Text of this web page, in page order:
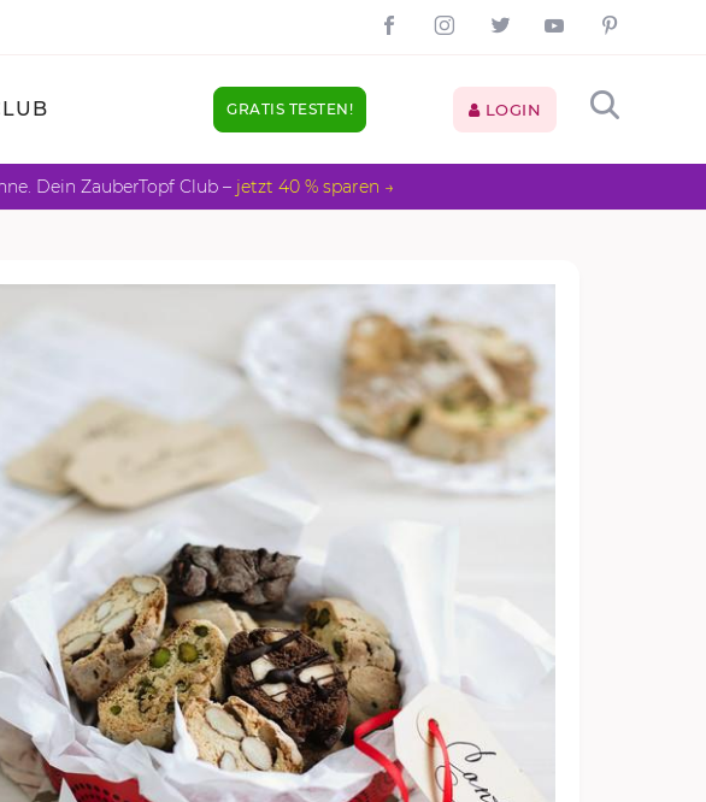
GRATIS TESTEN! LOGIN
Dein ZauberTopf Club – jetzt 40 % sparen →